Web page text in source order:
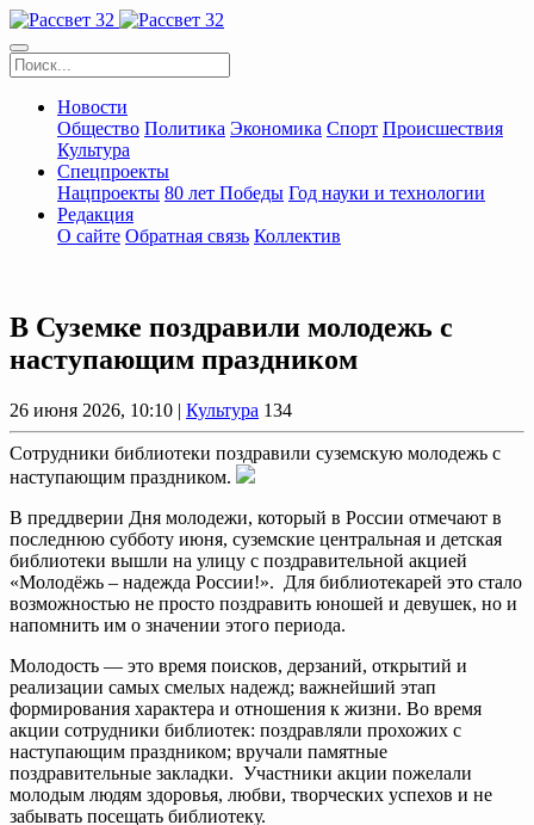
Новости
Общество Политика Экономика Спорт Происшествия
Культура
Спецпроекты
Нацпроекты 80 лет Победы Год науки и технологии
Редакция
О сайте Обратная связь Коллектив
В Суземке поздравили молодежь с
наступающим праздником
26 июня 2026, 10:10 | Культура 134
Сотрудники библиотеки поздравили суземскую молодежь с
наступающим праздником.
В преддверии Дня молодежи, который в России отмечают в
последнюю субботу июня, суземские центральная и детская
библиотеки вышли на улицу с поздравительной акцией
«Молодёжь – надежда России!». Для библиотекарей это стало
возможностью не просто поздравить юношей и девушек, но и
напомнить им о значении этого периода.
Молодость — это время поисков, дерзаний, открытий и
реализации самых смелых надежд; важнейший этап
формирования характера и отношения к жизни. Во время
акции сотрудники библиотек: поздравляли прохожих с
наступающим праздником; вручали памятные
поздравительные закладки. Участники акции пожелали
молодым людям здоровья, любви, творческих успехов и не
забывать посещать библиотеку.